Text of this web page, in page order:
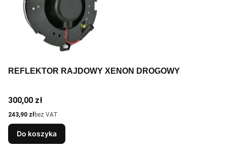
REFLEKTOR RAJDOWY XENON DROGOWY
Cena
300,00 zł
Cena
243,90 złbez VAT
Do koszyka